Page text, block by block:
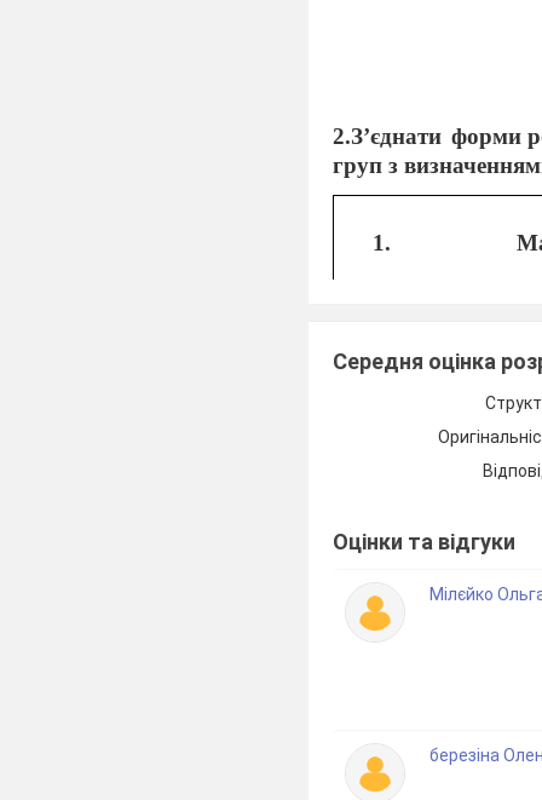
2.З’єднати форми
груп з
Середня оцінка
Оцінки та відгуки
Мілєйко
березіна